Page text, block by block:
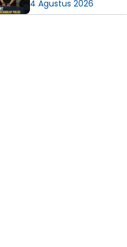
4 Agustus 2026